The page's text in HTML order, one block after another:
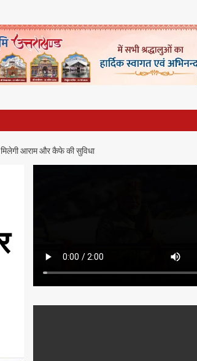
मिलेगी आराम और कैफे की सुविधा